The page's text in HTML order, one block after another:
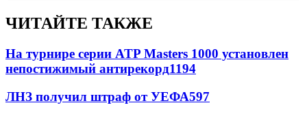
ЧИТАЙТЕ ТАКЖЕ
На турнире серии ATP Masters 1000 установлен
непостижимый антирекорд1194
ЛНЗ получил штраф от УЕФА597